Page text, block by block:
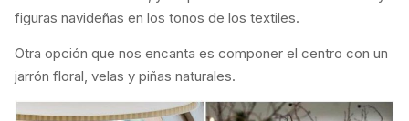
figuras navideñas en los tonos de los textiles.
Otra opción que nos encanta es componer el centro con un
jarrón floral, velas y piñas naturales.